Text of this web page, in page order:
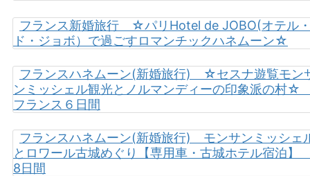
フランス新婚旅行 ☆パリHotel de JOBO(オテル
ド・ジョボ）で過ごすロマンチックハネムーン☆
フランスハネムーン(新婚旅行) ☆セスナ遊覧モン
ンミッシェル観光とノルマンディーの印象派の村
フランス６日間
フランスハネムーン(新婚旅行) モンサンミッシェ
とロワール古城めぐり【専用車・古城ホテル宿泊
8日間